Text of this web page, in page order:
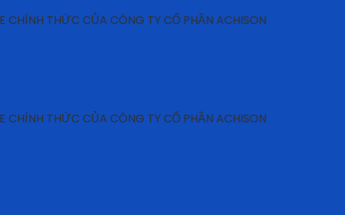
THỨC CỦA CÔNG TY CỔ PHẦN ACHISON
THỨC CỦA CÔNG TY CỔ PHẦN ACHISON